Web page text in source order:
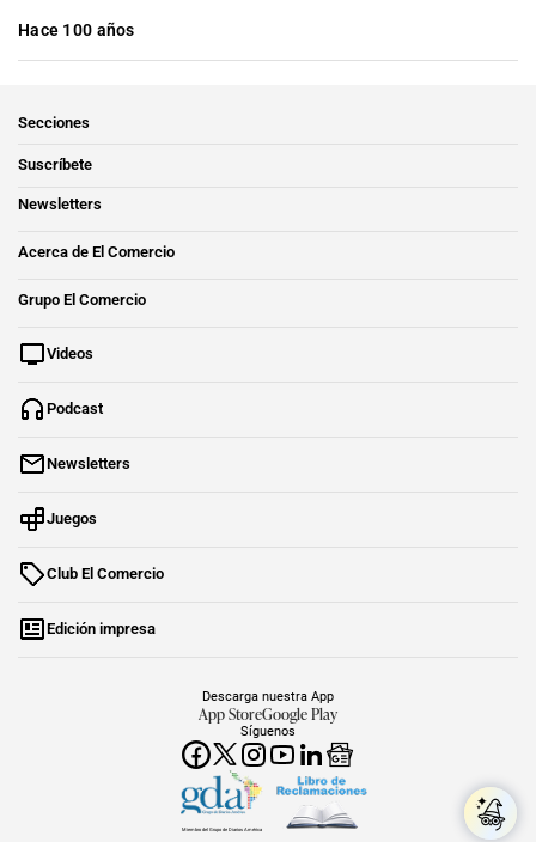
Hace 100 años
Secciones
Suscríbete
Newsletters
Acerca de El Comercio
Grupo El Comercio
Videos
Podcast
Newsletters
Juegos
Club El Comercio
Edición impresa
Síguenos
Descarga nuestra App
App StoreGoogle Play
Miembro del Grupo de Diarios América